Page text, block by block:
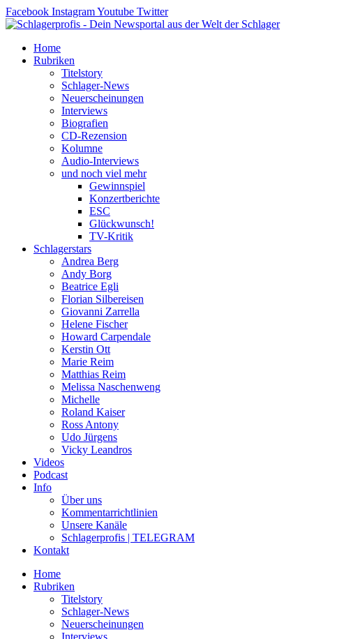
Zum
Inhalt
Facebook InstagramYoutube Twitter
Home
Rubriken
Titelstory
Schlager-News
Neuerscheinungen
Interviews
Biografien
CD-Rezension
Kolumne
Audio-Interviews
und noch viel mehr
Gewinnspiel
Konzertberichte
ESC
Glückwunsch!
TV-Kritik
Schlagerstars
Andrea Berg
Andy Borg
Beatrice Egli
Florian Silbereisen
Giovanni Zarrella
Helene Fischer
Howard Carpendale
Kerstin Ott
Marie Reim
Matthias Reim
Melissa Naschenweng
Michelle
Roland Kaiser
Ross Antony
Udo Jürgens
Vicky Leandros
Videos
Podcast
Info
Über uns
Kommentarrichtlinien
Unsere Kanäle
Schlagerprofis | TELEGRAM
Kontakt
Home
Rubriken
Titelstory
Schlager-News
Neuerscheinungen
Interviews